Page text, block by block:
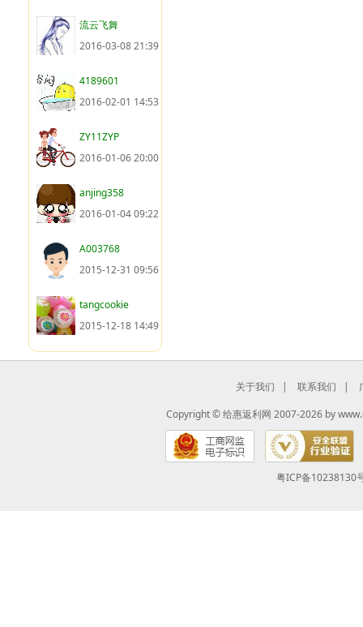
流云飞舞
2016-03-08 21:39
4189601
2016-02-01 14:53
ZY11ZYP
2016-01-06 20:00
anjing358
2016-01-04 09:22
A003768
2015-12-31 09:56
tangcookie
2015-12-18 14:49
关于我们 | 联系我们 |
Copyright ©给惠返利网 2007-2026 by
粤ICP备10238130